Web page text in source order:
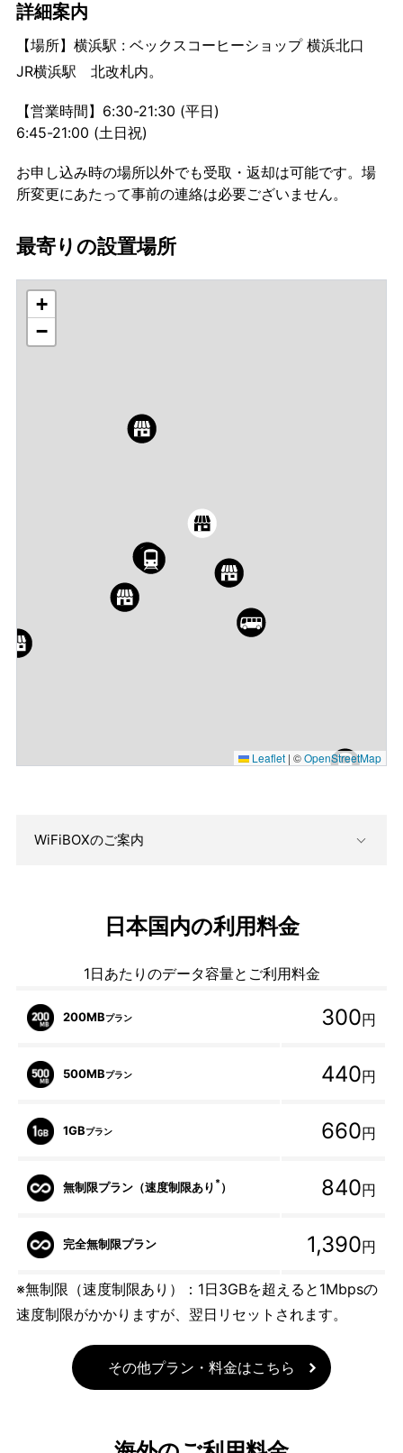
詳細案内
【場所】横浜駅 : ベックスコーヒーショップ 横浜北口
JR横浜駅 北改札内。
【営業時間】6:30-21:30 (平日)
6:45-21:00 (土日祝)
お申し込み時の場所以外でも受取・返却は可能です。場
所変更にあたって事前の連絡は必要ございません。
最寄りの設置場所
+
−
Leaflet | ©OpenStreetMap
WiFiBOXのご案内
日本国内の利用料金
1日あたりのデータ容量とご利用料金
200MBプラン 300円
500MBプラン 440円
1GBプラン 660円
無制限プラン（速度制限あり * ） 840円
完全無制限プラン 1,390円
※無制限（速度制限あり）：1日3GBを超えると1Mbpsの
速度制限がかかりますが、翌日リセットされます。
その他プラン・料金はこちら